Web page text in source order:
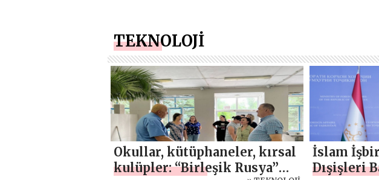
TEKNOLOJİ
Okullar, kütüphaneler, kırsal
kulüpler: “Birleşik Rusya”
İslam
Dışişleri